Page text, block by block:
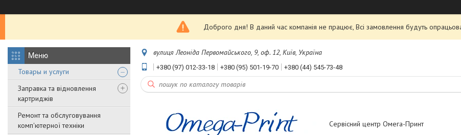
Доброго дня! В даний час компанія не працює, Всі замовлення будуть
Товары и услуги
Заправка та відновлення
картриджів
Ремонт та обслуговування
комп'ютерної техніки
вулиця Леоніда Первомайського, 9, оф. 12, Київ, Україна
+380 (97) 012-33-18 +380 (95) 501-19-70 +380 (44) 545-73-48
Сервісний центр Омега-Принт